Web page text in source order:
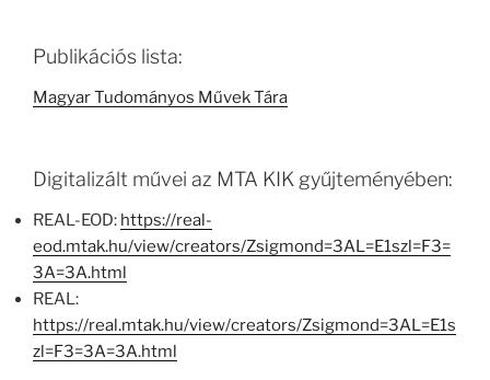
Publikációs lista:
Magyar Tudományos Művek Tára
Digitalizált művei az MTA KIK gyűjteményében:
REAL-EOD: https://real-
eod.mtak.hu/view/creators/Zsigmond=3AL=E1szl=F3=
3A=3A.html
REAL:
https://real.mtak.hu/view/creators/Zsigmond=3AL=E1s
zl=F3=3A=3A.html